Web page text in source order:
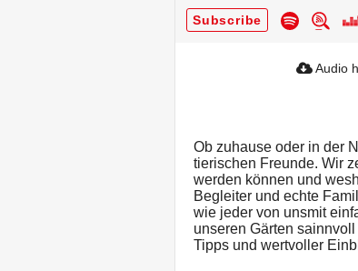
Subscribe
Audio
Ob zuhause oder in der
tierischen Freunde. Wir
werden können und
Begleiter und echte
wie jeder von unsmit
unseren Gärten
Tipps und wertvoller